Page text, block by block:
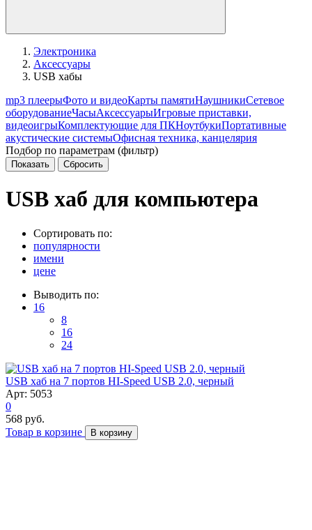
Электроника
Аксессуары
USB хабы
mp3 плеерыФото и видеоКарты памятиНаушникиСетевое
оборудованиеЧасыАксессуарыИгровые приставки,
видеоигрыКомплектующие для ПКНоутбукиПортативные
акустические системыОфисная техника, канцелярия
Подбор по параметрам (фильтр)
USB хаб для компьютера
Сортировать по:
популярности
имени
цене
Выводить по:
16
8
16
24
USB хаб на 7 портов HI-Speed USB 2.0, черный
Арт: 5053
0
568 руб.
Товар в корзине
В корзину